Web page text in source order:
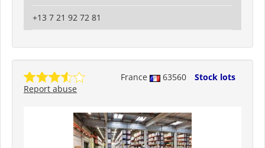
+13 7 21 92 72 81
France 63560
Stock lots
Report abuse